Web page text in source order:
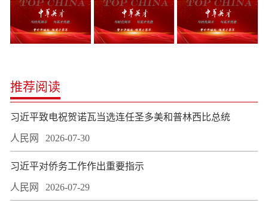
推荐阅读
习近平致电祝贺诺瓦当选连任圣多美和普林西比总统
人民网 2026-07-30
习近平对侨务工作作出重要指示
人民网 2026-07-29